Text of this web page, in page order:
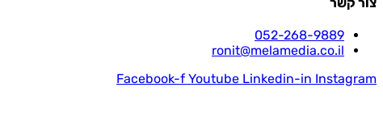
052-268-9889
ronit@melamedia.co.il
Facebook-f Youtube Linkedin-in Instagram